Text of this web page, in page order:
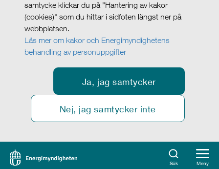
samtycke klickar du på ”Hantering av kakor
(cookies)" som du hittar i sidfoten längst ner på
webbplatsen.
Läs mer om kakor och Energimyndighetens
behandling av personuppgifter
Ja, jag samtycker
Nej, jag samtycker inte
Sök Meny